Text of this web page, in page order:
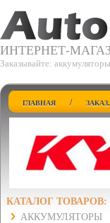
ИНТЕРНЕТ-
Заказывайте:
ГЛАВНАЯ /
КАТАЛОГ ТОВАРОВ:
АККУМУЛЯТОРЫ